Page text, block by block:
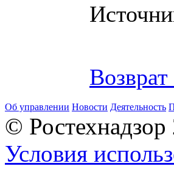
Об управлении Новости Деятельность
©
Условия